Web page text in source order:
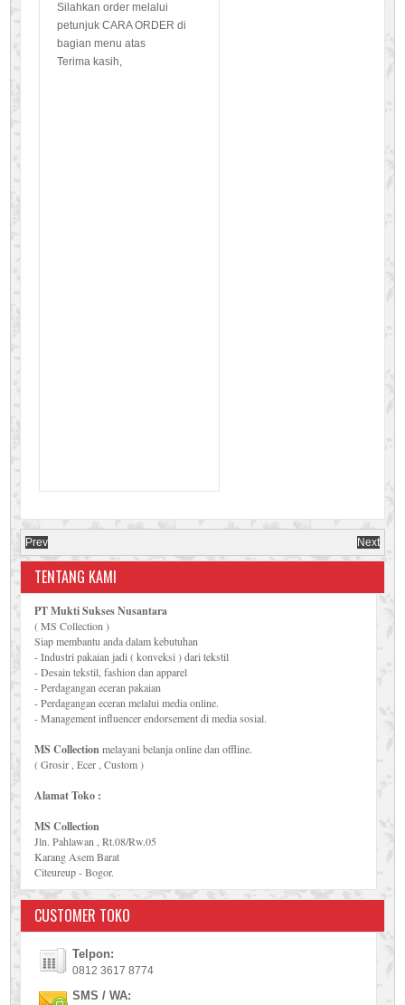
Silahkan order melalui
petunjuk CARA ORDER di
bagian menu atas
Terima kasih,
Prev Next
TENTANG KAMI
PT Mukti Sukses Nusantara
( MS Collection )
Siap membantu anda dalam kebutuhan
- Industri pakaian jadi ( konveksi ) dari tekstil
- Desain tekstil, fashion dan apparel
- Perdagangan eceran pakaian
- Perdagangan eceran melalui media online.
- Management influencer endorsement di media sosial.
MS Collectionmelayani belanja online dan offline.
( Grosir , Ecer , Custom )
Alamat Toko :
MS Collection
Jln. Pahlawan , Rt.08/Rw.05
Karang Asem Barat
Citeureup - Bogor.
CUSTOMER TOKO
Telpon:
0812 3617 8774
SMS / WA: